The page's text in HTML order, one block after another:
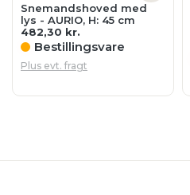
Snemandshoved med
lys - AURIO, H: 45 cm
482,30 kr.
Bestillingsvare
Plus evt. fragt